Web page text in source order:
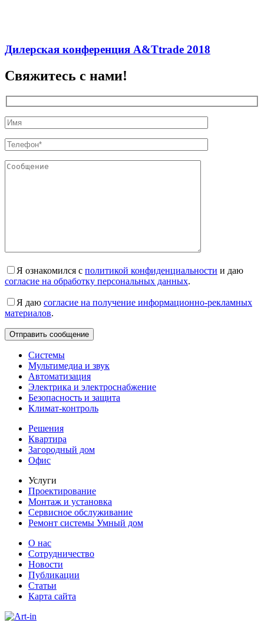
Дилерская конференция A&Ttrade 2018
Свяжитесь с нами!
Я ознакомился с политикой конфиденциальности и даю
согласие на обработку персональных данных.
Я даю согласие на получение информационно-рекламных
материалов.
Системы
Мультимедиа и звук
Автоматизация
Электрика и электроснабжение
Безопасность и защита
Климат-контроль
Решения
Квартира
Загородный дом
Офис
Услуги
Проектирование
Монтаж и установка
Сервисное обслуживание
Ремонт системы Умный дом
О нас
Сотрудничество
Новости
Публикации
Статьи
Карта сайта